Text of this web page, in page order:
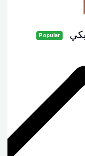
Popular